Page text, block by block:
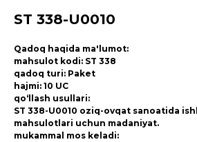
ST 338-U0010
Qadoq haqida ma'lumot:
mahsulot kodi: ST 338
qadoq turi: Paket
hajmi: 10 UC
qo‘llash usullari:
ST 338-U0010 oziq-ovqat sanoatida
mahsulotlari uchun madaniyat.
mukammal mos keladi: